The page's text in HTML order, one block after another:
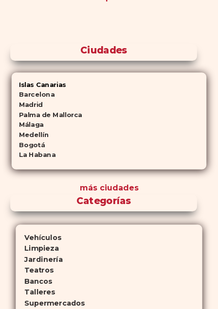
Ciudades
Islas Canarias
Barcelona
Madrid
Palma de Mallorca
Málaga
Medellín
Bogotá
La Habana
más ciudades
Categorías
Vehículos
Limpieza
Jardinería
Teatros
Bancos
Talleres
Supermercados